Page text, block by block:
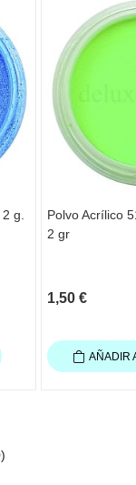
g.
Polvo Acrílico
2 gr
1,50 €
AÑADIR